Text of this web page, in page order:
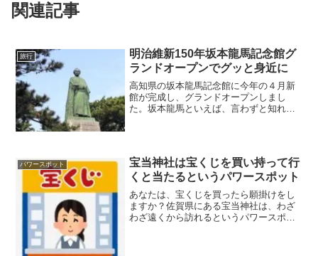
関連記事
旅行
明治維新150年坂本龍馬記念館グ
ランドオープンでグッと身近に
高知県の坂本龍馬記念館に今年の４月新
館が完成し、グランドオープンしまし
た。坂本龍馬といえば、言わずと知れた
は亀山社中を立ちあげました。
パワースポット
宝当神社は宝くじを買い持って行
くと当たるというパワースポット
あなたは、宝くじを買ったら願掛けをし
ますか？佐賀県にある宝当神社は、わざ
わざ遠くから訪れるというパワースポッ